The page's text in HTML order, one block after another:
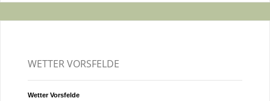
WETTER VORSFELDE
Wetter Vorsfelde